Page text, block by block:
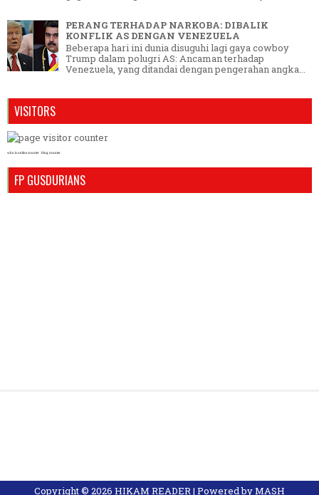
PERANG TERHADAP NARKOBA: DIBALIK
KONFLIK AS DENGAN VENEZUELA
Beberapa hari ini dunia disuguhi lagi gaya cowboy
Trump dalam polugri AS: Ancaman terhadap
Venezuela, yang ditandai dengan pengerahan angka...
VISITORS
who is online counter blog counter
FP GUSDURIANS
Copyright © 2026 HIKAM READER| Powered byMASH